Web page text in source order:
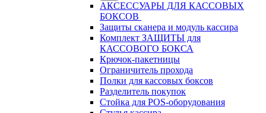
АКСЕССУАРЫ ДЛЯ КАССОВЫХ
БОКСОВ
Защиты сканера и модуль кассира
Комплект ЗАЩИТЫ для
КАССОВОГО БОКСА
Крючок-пакетницы
Ограничитель прохода
Полки для кассовых боксов
Разделитель покупок
Стойка для POS-оборудования